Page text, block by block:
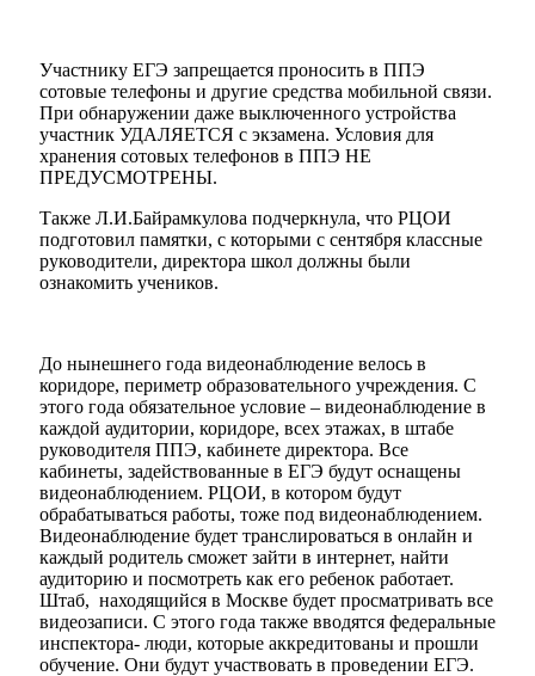
Участнику ЕГЭ запрещается проносить в ППЭ
сотовые телефоны и другие средства мобильной связи.
При обнаружении даже выключенного устройства
участник УДАЛЯЕТСЯ с экзамена. Условия для
хранения сотовых телефонов в ППЭ НЕ
ПРЕДУСМОТРЕНЫ.
Также Л.И.Байрамкулова подчеркнула, что РЦОИ
подготовил памятки, с которыми с сентября классные
руководители, директора школ должны были
ознакомить учеников.
До нынешнего года видеонаблюдение велось в
коридоре, периметр образовательного учреждения. С
этого года обязательное условие – видеонаблюдение в
каждой аудитории, коридоре, всех этажах, в штабе
руководителя ППЭ, кабинете директора. Все
кабинеты, задействованные в ЕГЭ будут оснащены
видеонаблюдением. РЦОИ, в котором будут
обрабатываться работы, тоже под видеонаблюдением.
Видеонаблюдение будет транслироваться в онлайн и
каждый родитель сможет зайти в интернет, найти
аудиторию и посмотреть как его ребенок работает.
Штаб, находящийся в Москве будет просматривать все
видеозаписи. С этого года также вводятся федеральные
инспектора- люди, которые аккредитованы и прошли
обучение. Они будут участвовать в проведении ЕГЭ.